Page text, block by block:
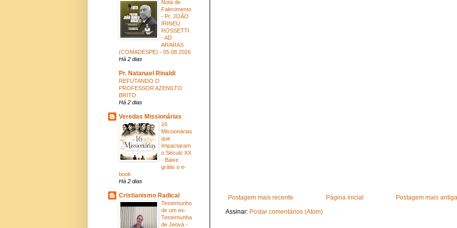
Postagem mais recente Postagem mais antiga
Página inicial
Assinar: Postar comentários (Atom)
Nota de
Falecimento
- Pr. JOÃO
IRINEU
ROSSETTI
- AD
ARARAS
(COMADESPE) - 05.08.2026
Há 2 dias
Pr. Natanael Rinaldi
REFUTANDO O
PROFESSOR AZENILTO
BRITO
Há 2 dias
Veredas Missionárias
16
Missionárias
que
Impactaram
o Século XX
- Baixe
grátis o e-
book
Há 2 dias
Cristianismo Radical
Testemunho
de um ex-
Testemunha
de Jeová -